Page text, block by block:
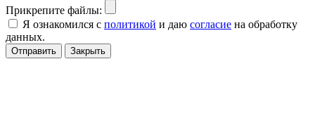
Прикрепите файлы:
Я ознакомился с политикой и даю согласие на обработку
данных.
Отправить Закрыть